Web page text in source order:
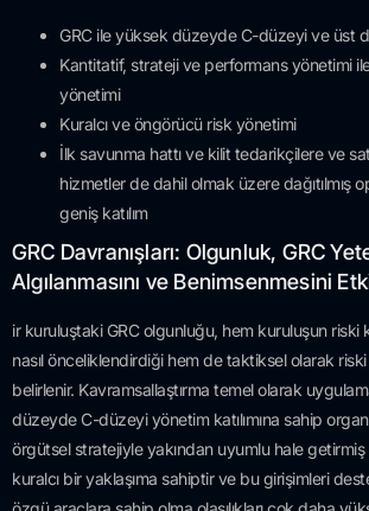
GRC ile yüksek düzeyde C-düzeyi ve üst
Kantitatif, strateji ve performans yönetimi
yönetimi
Kuralcı ve öngörücü risk yönetimi
İlk savunma hattı ve kilit tedarikçilere ve
hizmetler de dahil olmak üzere dağıtılmış
geniş katılım
GRC Davranışları: Olgunluk, GRC
Algılanmasını ve Benimsenmesini
ir kuruluştaki GRC olgunluğu, hem kuruluşun riski
nasıl önceliklendirdiği hem de taktiksel olarak riski
belirlenir. Kavramsallaştırma temel olarak
düzeyde C-düzeyi yönetim katılımına sahip
örgütsel stratejiyle yakından uyumlu hale
kuralcı bir yaklaşıma sahiptir ve bu girişimleri